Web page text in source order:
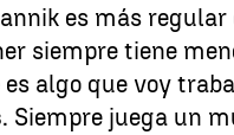
es más regular
siempre tiene
algo que voy
. Siempre juega un